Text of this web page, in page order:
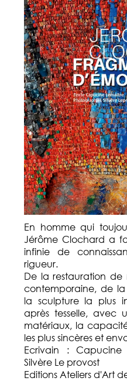
En homme qui
Jérôme Clochard a
infinie de
rigueur.
De la restauration
contemporaine, de
la sculpture la plus
après tesselle, avec
matériaux, la
les plus sincères et
Ecrivain : Capucine
Silvère Le provost
Editions Ateliers d'Art